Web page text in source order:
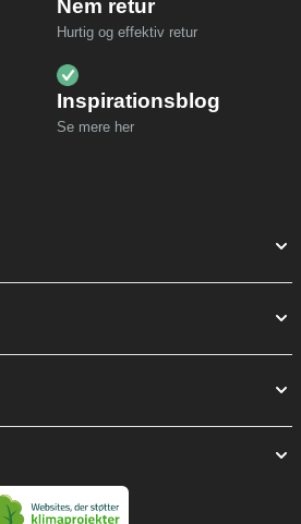
Nem retur
Hurtig og effektiv retur
Inspirationsblog
Se mere her